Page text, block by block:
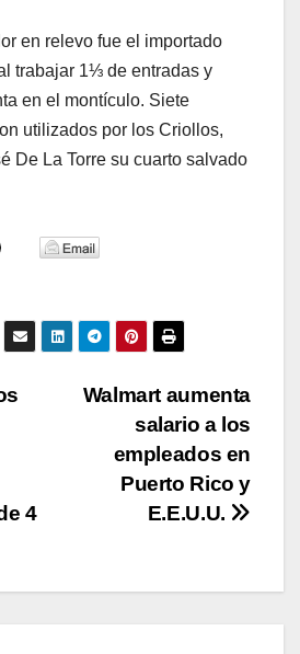
en relevo fue el importado
trabajar 1⅓ de entradas y
en el montículo. Siete
utilizados por los Criollos,
De La Torre su cuarto salvado
Walmart aumenta
salario a los
empleados en
Puerto Rico y
E.E.U.U.
4